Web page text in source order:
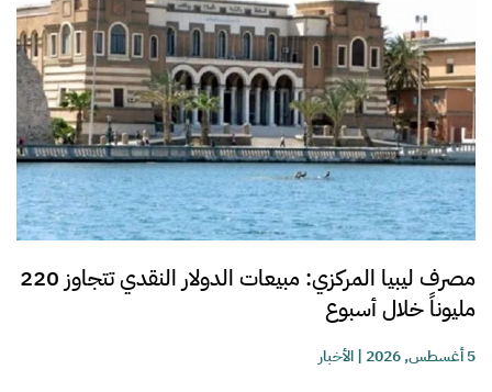
مصرف ليبيا المركزي: مبيعات الدولار النقدي تتجاوز 220
مليوناً خلال أسبوع
5 أغسطس, 2026 |الأخبار